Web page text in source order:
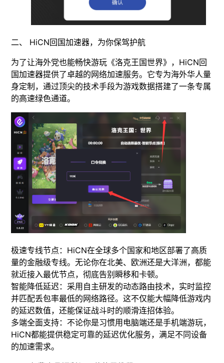
二、 HiCN回国加速器，为你保驾护航
为了让海外党也能畅快游玩《洛克王国世界》，HiCN回
国加速器提供了卓越的网络加速服务。它专为海外华人量
身定制，通过顶尖的技术手段为游戏数据搭建了一条专属
的高速绿色通道。
极速专线节点：HiCN在全球多个国家和地区部署了高质
量的金融级专线。无论你在北美、欧洲还是大洋洲，都能
就近接入最优节点，彻底告别瞬移和卡顿。
智能降低延迟：采用自主研发的动态路由技术，实时监控
并匹配丢包率最低的网络路径。这不仅能大幅降低游戏内
的延迟数值，还能保证战斗时的顺滑连招体验。
多端全面支持：不论你是习惯用电脑端还是手机端游玩，
HiCN都能提供稳定可靠的延迟优化服务，满足不同设备
的加速需求。